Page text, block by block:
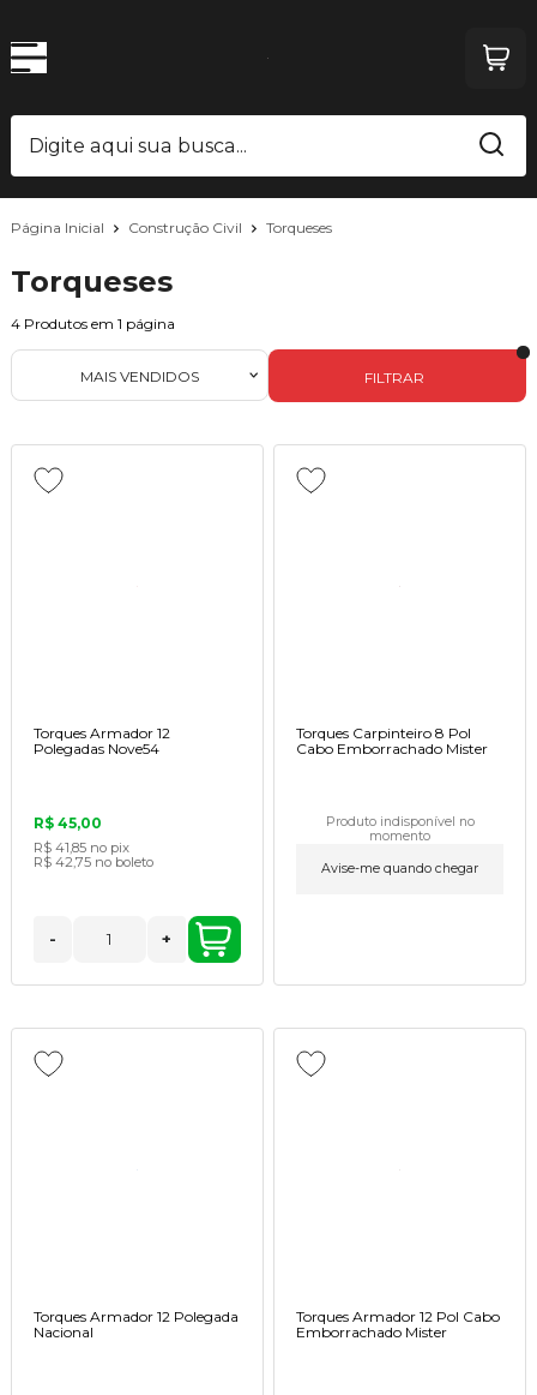
Página Inicial Construção Civil Torqueses
Torqueses
4 Produtos em 1 página
FILTRAR
MAIS VENDIDOS
Torques Armador 12
Polegadas Nove54
R$ 45,00
R$ 41,85 no pix
R$ 42,75 no boleto
- +
Torques Carpinteiro 8 Pol
Cabo Emborrachado Mister
Produto indisponível no
momento
Avise-me quando chegar
Torques Armador 12 Polegada
Nacional
Torques Armador 12 Pol Cabo
Emborrachado Mister